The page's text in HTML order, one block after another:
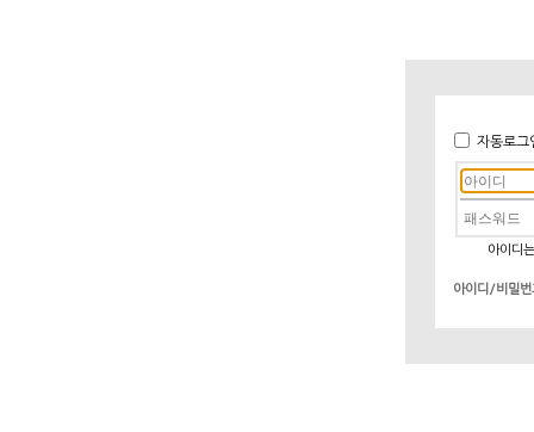
자동로그
아이디
아이디/비밀번